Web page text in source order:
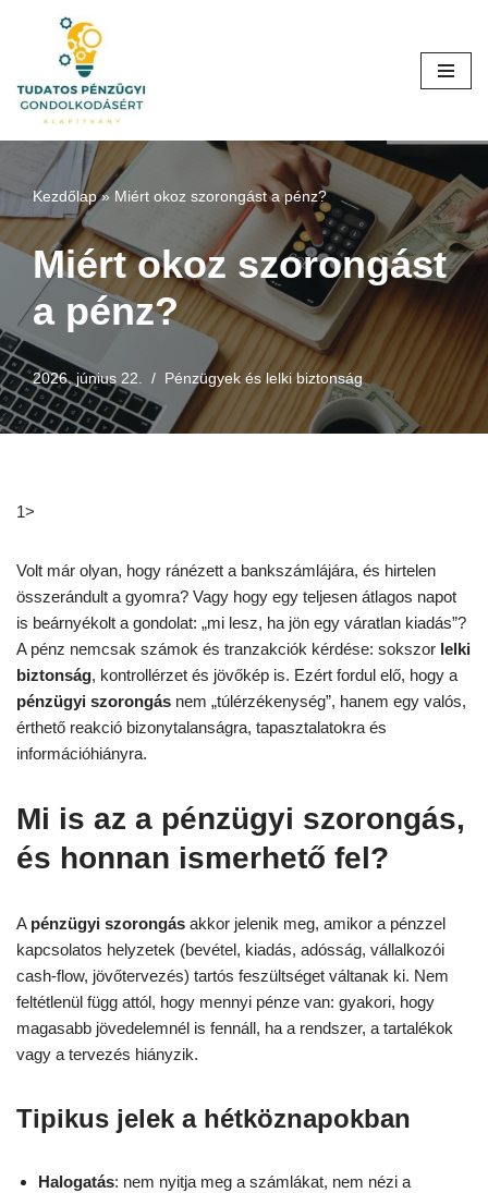
to
content
Kezdőlap» Miért okoz szorongást a pénz?
Miért okoz szorongást
a pénz?
2026. június 22. Pénzügyek és lelki biztonság
1>
Volt már olyan, hogy ránézett a bankszámlájára, és hirtelen
összerándult a gyomra? Vagy hogy egy teljesen átlagos napot
is beárnyékolt a gondolat: „mi lesz, ha jön egy váratlan kiadás”?
A pénz nemcsak számok és tranzakciók kérdése: sokszor lelki
biztonság, kontrollérzet és jövőkép is. Ezért fordul elő, hogy a
pénzügyi szorongás nem „túlérzékenység”, hanem egy valós,
érthető reakció bizonytalanságra, tapasztalatokra és
információhiányra.
Mi is az a pénzügyi szorongás,
és honnan ismerhető fel?
A pénzügyi szorongás akkor jelenik meg, amikor a pénzzel
kapcsolatos helyzetek (bevétel, kiadás, adósság, vállalkozói
cash-flow, jövőtervezés) tartós feszültséget váltanak ki. Nem
feltétlenül függ attól, hogy mennyi pénze van: gyakori, hogy
magasabb jövedelemnél is fennáll, ha a rendszer, a tartalékok
vagy a tervezés hiányzik.
Tipikus jelek a hétköznapokban
Halogatás: nem nyitja meg a számlákat, nem nézi a